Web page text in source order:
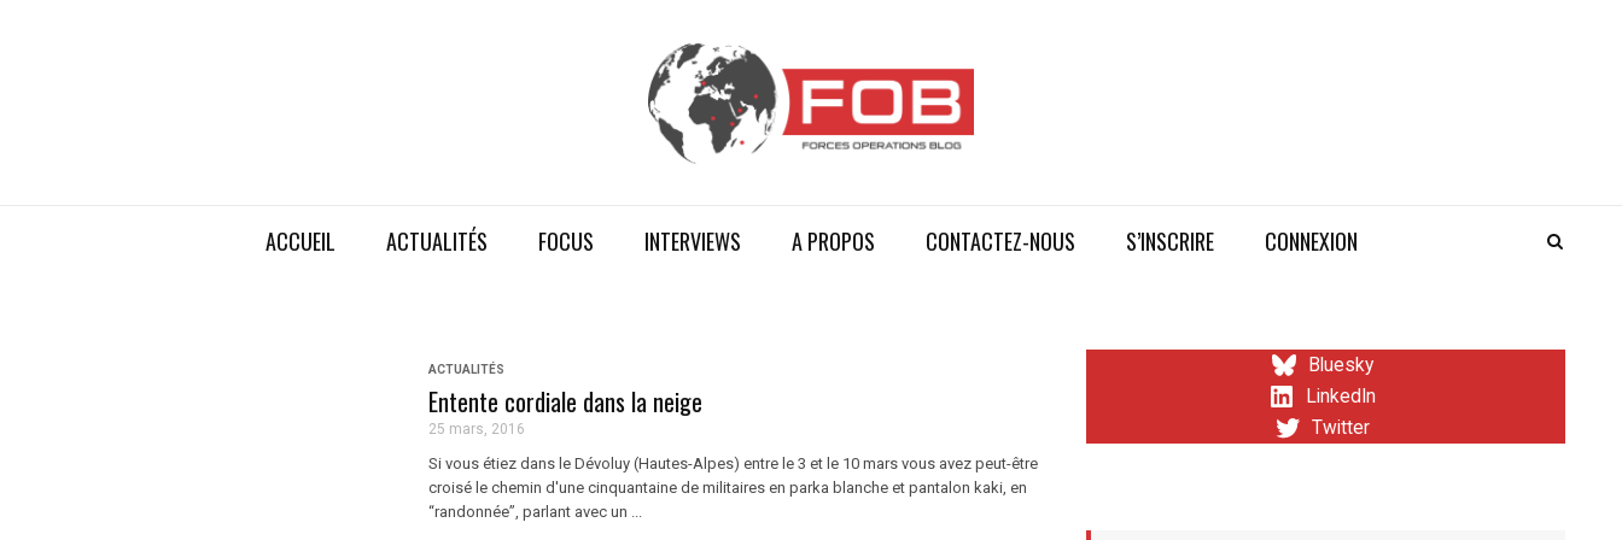
ACCUEIL ACTUALITÉS FOCUS INTERVIEWS A PROPOS CONTACTEZ-NOUS S’INSCRIRE CONNEXION
ACTUALITÉS
Entente cordiale dans la neige
25 mars, 2016
Si vous étiez dans le Dévoluy (Hautes-Alpes) entre le 3 et le 10 mars vous avez peut-être
croisé le chemin d'une cinquantaine de militaires en parka blanche et pantalon kaki, en
“randonnée”, parlant avec un ...
Bluesky
LinkedIn
Twitter